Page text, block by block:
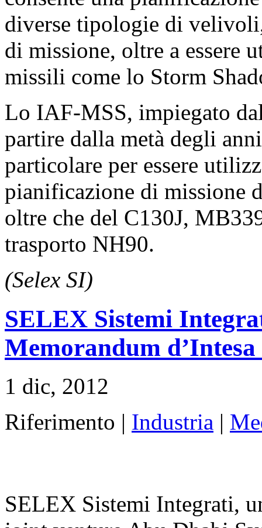
diverse tipologie di
di missione, oltre a essere
missili come lo Storm
Lo IAF-MSS, impiegato
partire dalla metà degli
particolare per essere
pianificazione di missione
oltre che del C130J,
trasporto NH90.
(Selex SI)
SELEX Sistemi
Memorandum
1 dic, 2012
Riferimento | Industria |
SELEX Sistemi Integrati,